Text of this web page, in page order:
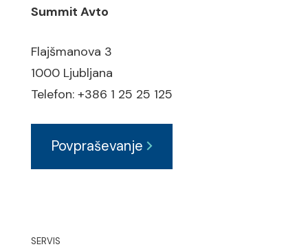
BAS pomoč pri zaviranju
stabilnosti
ASR regulacija zdrsa pogonskih
koles
Summit Avto
Flajšmanova 3
1000 Ljubljana
Telefon: +386 1 25 25 125
Povpraševanje
Pošlji povpraševanje
SERVIS